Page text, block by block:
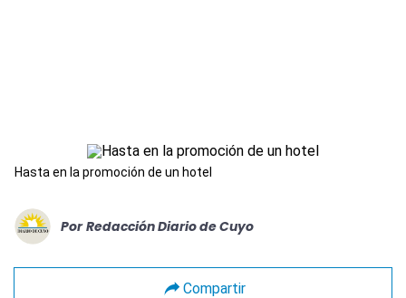
Hasta en la promoción de un hotel
Por Redacción Diario de Cuyo
Compartir